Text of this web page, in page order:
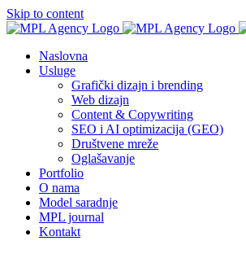
Skip to content
Naslovna
Usluge
Grafički dizajn i brending
Web dizajn
Content & Copywriting
SEO i AI optimizacija (GEO)
Društvene mreže
Oglašavanje
Portfolio
O nama
Model saradnje
MPL journal
Kontakt